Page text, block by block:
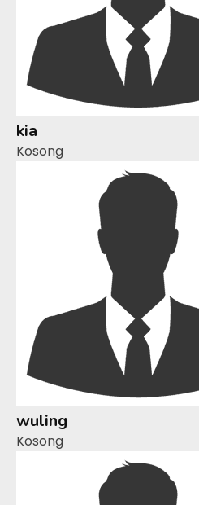
kia
Kosong
wuling
Kosong